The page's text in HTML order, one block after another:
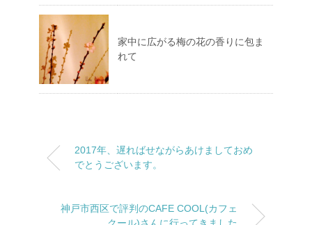
家中に広がる梅の花の香りに包ま
れて
2017年、遅ればせながらあけましておめ
でとうございます。
神戸市西区で評判のCAFE COOL(カフェ